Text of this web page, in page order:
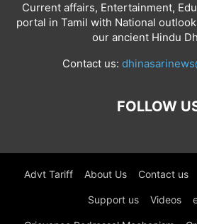
Current affairs, Entertainment,
portal in Tamil with National
our ancient Hindu
Contact us:
FOLLOW
Advt Tariff About Us Contact us
Support us Videos